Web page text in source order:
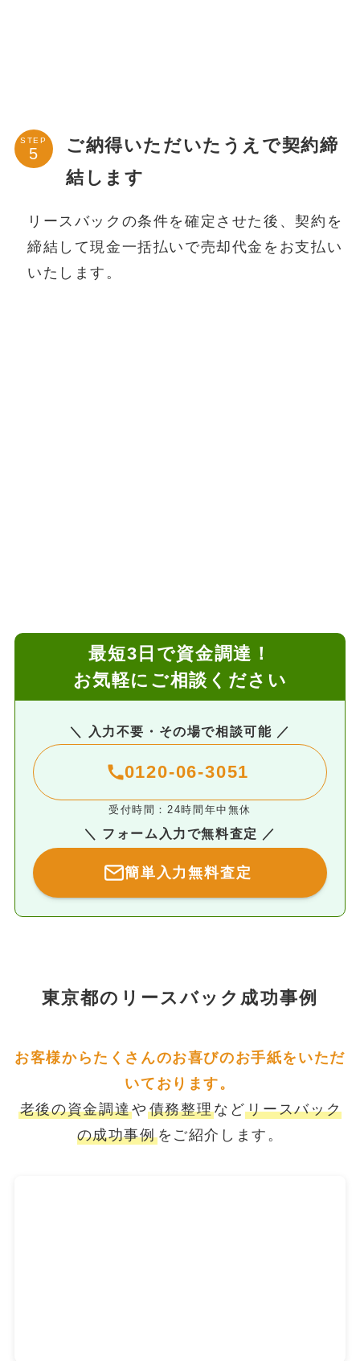
STEP
ご納得いただいたうえで契約締
結します
リースバックの条件を確定させた後、契約を
締結して現金一括払いで売却代金をお支払い
いたします。
最短3日で資金調達！
お気軽にご相談ください
＼ 入力不要・その場で相談可能 ／
0120-06-3051
受付時間：24時間年中無休
＼ フォーム入力で無料査定 ／
簡単入力無料査定
東京都のリースバック成功事例
お客様からたくさんのお喜びのお手紙をいただ
いております。
老後の資金調達や 債務整理などリースバック
の成功事例をご紹介します。